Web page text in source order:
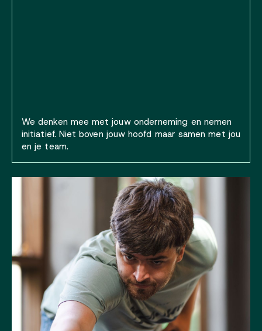
We denken mee met jouw onderneming en nemen
initiatief. Niet boven jouw hoofd maar samen met jou
en je team.